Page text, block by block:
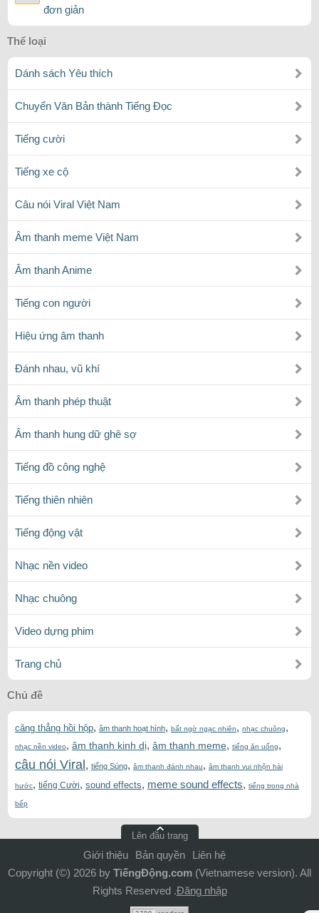
đơn giản
Thể loại
Dánh sách Yêu thích
Chuyển Văn Bản thành Tiếng Đọc
Tiếng cười
Tiếng xe cộ
Câu nói Viral Việt Nam
Âm thanh meme Việt Nam
Âm thanh Anime
Tiếng con người
Hiệu ứng âm thanh
Đánh nhau, vũ khí
Âm thanh phép thuật
Âm thanh hung dữ ghê sợ
Tiếng đồ công nghệ
Tiếng thiên nhiên
Tiếng động vật
Nhạc nền video
Nhạc chuông
Video dựng phim
Trang chủ
Chủ đề
căng thẳng hồi hộp, âm thanh hoạt hình, bất ngờ ngạc nhiên, nhạc chuông,
nhạc nền video, âm thanh kinh dị, âm thanh meme, tiếng ăn uống,
câu nói Viral , tiếng Súng, âm thanh đánh nhau, âm thanh vui nhộn hài
hước, tiếng Cười, sound effects, meme sound effects, tiếng trong nhà
bếp
Lên đầu trang
Giới thiệu Bản quyền
Liên hệ
Copyright (©) 2026 by TiếngĐộng.com (Vietnamese version). All
Rights Reserved .Đăng nhập